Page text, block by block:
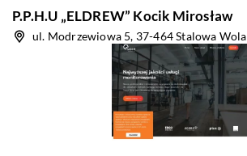
P.P.H.U „ELDREW” Kocik Mirosław
ul. Modrzewiowa 5, 37-464 Stalowa Wola